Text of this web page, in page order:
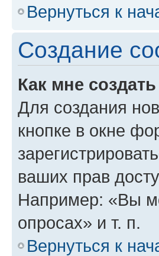
Вернуться к
Создание
Как мне
Для создания
кнопке в окне
ваших прав
Например: «Вы
опросах» и т. п.
Вернуться к